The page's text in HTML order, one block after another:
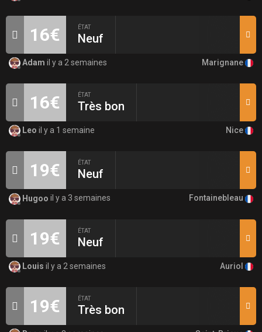
16€ ÉTAT
Neuf
Adam il y a 2 semaines Marignane
16€ ÉTAT
Très bon
Leo il y a 1 semaine Nice
19€ ÉTAT
Neuf
Hugoo il y a 3 semaines Fontainebleau
19€ ÉTAT
Neuf
Louis il y a 2 semaines Auriol
19€ ÉTAT
Très bon